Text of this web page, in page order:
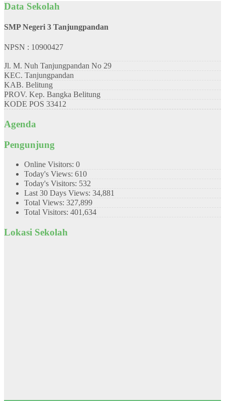
Data Sekolah
SMP Negeri 3 Tanjungpandan
NPSN : 10900427
Jl. M. Nuh Tanjungpandan No 29
KEC. Tanjungpandan
KAB. Belitung
PROV. Kep. Bangka Belitung
KODE POS 33412
Agenda
Pengunjung
Online Visitors: 0
Today's Views: 610
Today's Visitors: 532
Last 30 Days Views: 34,881
Total Views: 327,899
Total Visitors: 401,634
Lokasi Sekolah